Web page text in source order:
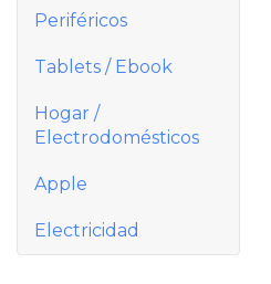
Periféricos
Tablets / Ebook
Hogar /
Electrodomésticos
Apple
Electricidad